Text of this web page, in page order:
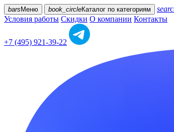
bars Меню book_circleКаталог по категориям
Условия работы Скидки О компании Контакты
+7 (495) 921-39-22